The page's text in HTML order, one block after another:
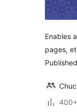
Enables
pages,